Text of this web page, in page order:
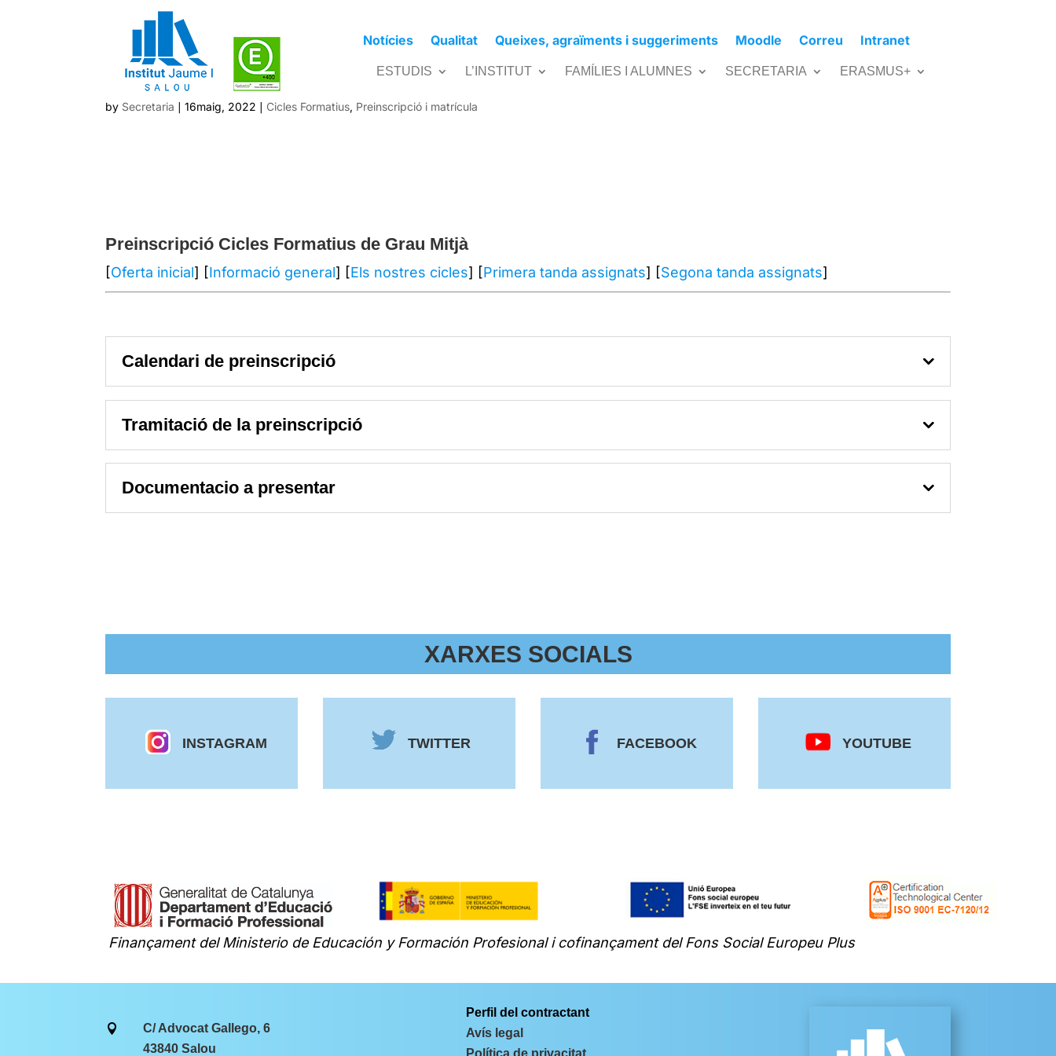
ESTUDIS L’INSTITUT FAMÍLIES I ALUMNES SECRETARIA ERASMUS+
Notícies Qualitat Queixes, agraïments i suggeriments Moodle Correu Intranet
Preinscripció a Cicles Formatius de Grau Mitjà
by Secretaria |16maig, 2022 | Cicles Formatius, Preinscripció i matrícula
Preinscripció Cicles Formatius de Grau Mitjà
[Oferta inicial] [Informació general] [Els nostres cicles] [Primera tanda assignats] [Segona tanda assignats]
Calendari de preinscripció
Tramitació de la preinscripció
Documentacio a presentar
XARXES SOCIALS
INSTAGRAM TWITTER FACEBOOK YOUTUBE
Finançament del Ministerio de Educación y Formación Profesional i cofinançament del Fons Social Europeu Plus

C/ Advocat Gallego, 6
43840 Salou
Perfil del contractant
Avís legal
Política de privacitat